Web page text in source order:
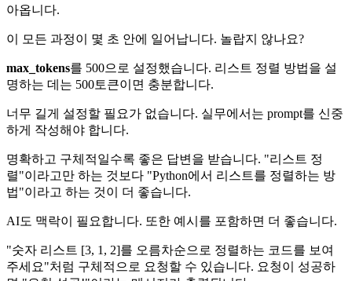
아옵니다.
이 모든 과정이 몇 초 안에 일어납니다. 놀랍지 않나요?
max_tokens를 500으로 설정했습니다. 리스트 정렬 방법을 설
명하는 데는 500토큰이면 충분합니다.
너무 길게 설정할 필요가 없습니다. 실무에서는 prompt를 신중
하게 작성해야 합니다.
명확하고 구체적일수록 좋은 답변을 받습니다. "리스트 정
렬"이라고만 하는 것보다 "Python에서 리스트를 정렬하는 방
법"이라고 하는 것이 더 좋습니다.
AI도 맥락이 필요합니다. 또한 예시를 포함하면 더 좋습니다.
"숫자 리스트 [3, 1, 2]를 오름차순으로 정렬하는 코드를 보여
주세요"처럼 구체적으로 요청할 수 있습니다. 요청이 성공하